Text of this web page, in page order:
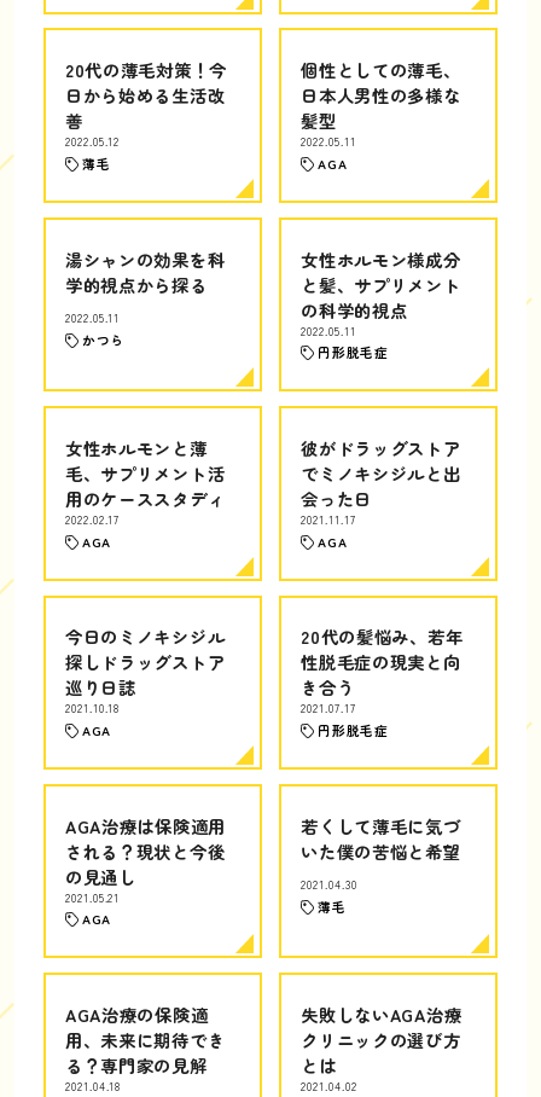
20代の薄毛対策！今
日から始める生活改
善
2022.05.12
薄毛
個性としての薄毛、
日本人男性の多様な
髪型
2022.05.11
AGA
湯シャンの効果を科
学的視点から探る
2022.05.11
かつら
女性ホルモン様成分
と髪、サプリメント
の科学的視点
2022.05.11
円形脱毛症
女性ホルモンと薄
毛、サプリメント活
用のケーススタディ
2022.02.17
AGA
彼がドラッグストア
でミノキシジルと出
会った日
2021.11.17
AGA
今日のミノキシジル
探しドラッグストア
巡り日誌
2021.10.18
AGA
20代の髪悩み、若年
性脱毛症の現実と向
き合う
2021.07.17
円形脱毛症
AGA治療は保険適用
される？現状と今後
の見通し
2021.05.21
AGA
若くして薄毛に気づ
いた僕の苦悩と希望
2021.04.30
薄毛
AGA治療の保険適
用、未来に期待でき
る？専門家の見解
2021.04.18
失敗しないAGA治療
クリニックの選び方
とは
2021.04.02